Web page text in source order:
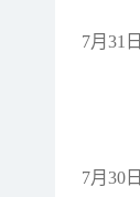
7月31日
7月30日